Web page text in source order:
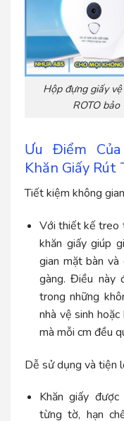
Hộp đựng giấy
ROTO bảo
Ưu Điểm
Khăn Giấy Rút
Tiết kiệm không gian
Với thiết kế treo
khăn giấy giúp
gian mặt bàn
gàng. Điều này
trong những
nhà vệ sinh
mà mỗi cm đều
Dễ sử dụng và tiện
Khăn giấy
từng tờ, hạn